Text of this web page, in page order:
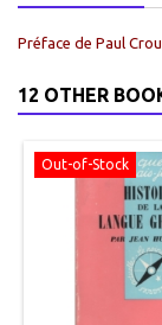
Préface de Paul
12 OTHER
Out-of-Stock